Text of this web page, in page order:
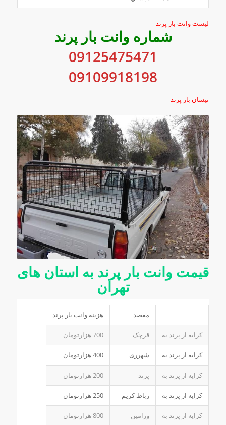
لیست وانت بار پرند
شماره وانت بار پرند
09125475471
09109918198
نیسان بار پرند
قیمت وانت بار پرند به استان های
تهران
مقصد هزینه وانت بار پرند
کرایه از پرند به قرچک 700 هزارتومان
کرایه از پرند به شهرری 400 هزارتومان
کرایه از پرند به پرند 200 هزارتومان
کرایه از پرند به رباط کریم 250 هزارتومان
کرایه از پرند به ورامین 800 هزارتومان